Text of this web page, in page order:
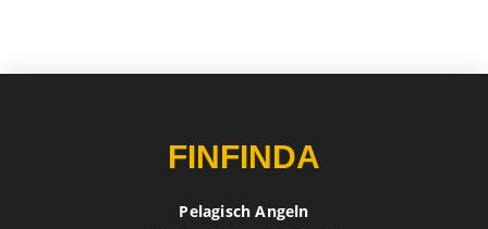
FINFINDA
Pelagisch Angeln